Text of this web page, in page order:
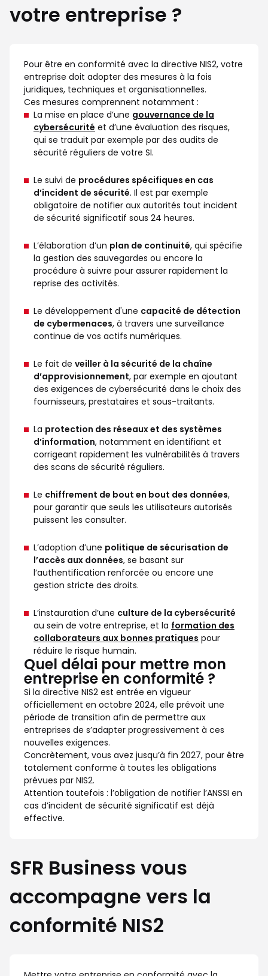
votre entreprise ?
Pour être en conformité avec la directive NIS2, votre
entreprise doit adopter des mesures à la fois
juridiques, techniques et organisationnelles.
Ces mesures comprennent notamment :
La mise en place d’une gouvernance de la
cybersécurité et d’une évaluation des risques,
qui se traduit par exemple par des audits de
sécurité réguliers de votre SI.
Le suivi de procédures spécifiques en cas
d’incident de sécurité. Il est par exemple
obligatoire de notifier aux autorités tout incident
de sécurité significatif sous 24 heures.
L’élaboration d’un plan de continuité, qui spécifie
la gestion des sauvegardes ou encore la
procédure à suivre pour assurer rapidement la
reprise des activités.
Le développement d'une capacité de détection
de cybermenaces, à travers une surveillance
continue de vos actifs numériques.
Le fait de veiller à la sécurité de la chaîne
d’approvisionnement, par exemple en ajoutant
des exigences de cybersécurité dans le choix des
fournisseurs, prestataires et sous-traitants.
La protection des réseaux et des systèmes
d’information, notamment en identifiant et
corrigeant rapidement les vulnérabilités à travers
des scans de sécurité réguliers.
Le chiffrement de bout en bout des données,
pour garantir que seuls les utilisateurs autorisés
puissent les consulter.
L’adoption d’une politique de sécurisation de
l’accès aux données, se basant sur
l’authentification renforcée ou encore une
gestion stricte des droits.
L’instauration d’une culture de la cybersécurité
au sein de votre entreprise, et la formation des
collaborateurs aux bonnes pratiques pour
réduire le risque humain.
Quel délai pour mettre mon
entreprise en conformité ?
Si la directive NIS2 est entrée en vigueur
officiellement en octobre 2024, elle prévoit une
période de transition afin de permettre aux
entreprises de s’adapter progressivement à ces
nouvelles exigences.
Concrètement, vous avez jusqu’à fin 2027, pour être
totalement conforme à toutes les obligations
prévues par NIS2.
Attention toutefois : l’obligation de notifier l’ANSSI en
cas d’incident de sécurité significatif est déjà
effective.
SFR Business vous
accompagne vers la
conformité NIS2